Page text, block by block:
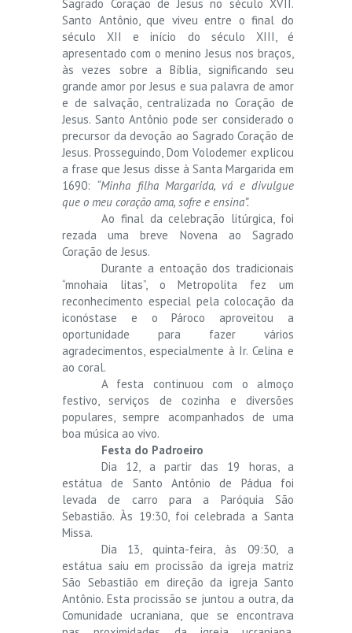
Sagrado Coração de Jesus no século XVII.
Santo Antônio, que viveu entre o final do
século XII e início do século XIII, é
apresentado com o menino Jesus nos braços,
às vezes sobre a Bíblia, significando seu
grande amor por Jesus e sua palavra de amor
e de salvação, centralizada no Coração de
Jesus. Santo Antônio pode ser considerado o
precursor da devoção ao Sagrado Coração de
Jesus. Prosseguindo, Dom Volodemer explicou
a frase que Jesus disse à Santa Margarida em
1690: “Minha filha Margarida, vá e divulgue
que o meu coração ama, sofre e ensina”.
Ao final da celebração litúrgica, foi
rezada uma breve Novena ao Sagrado
Coração de Jesus.
Durante a entoação dos tradicionais
“mnohaia litas”, o Metropolita fez um
reconhecimento especial pela colocação da
iconóstase e o Pároco aproveitou a
oportunidade para fazer vários
agradecimentos, especialmente à Ir. Celina e
ao coral.
A festa continuou com o almoço
festivo, serviços de cozinha e diversões
populares, sempre acompanhados de uma
boa música ao vivo.
Festa do Padroeiro
Dia 12, a partir das 19 horas, a
estátua de Santo Antônio de Pádua foi
levada de carro para a Paróquia São
Sebastião. Às 19:30, foi celebrada a Santa
Missa.
Dia 13, quinta-feira, às 09:30, a
estátua saiu em procissão da igreja matriz
São Sebastião em direção da igreja Santo
Antônio. Esta procissão se juntou a outra, da
Comunidade ucraniana, que se encontrava